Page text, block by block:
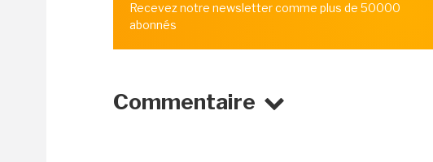
Recevez notre newsletter comme plus de 50000
abonnés
Commentaire